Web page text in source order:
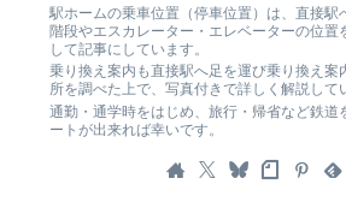
駅ホームの乗車位置（停車位置）は、直接駅
階段やエスカレーター・エレベーターの位置
して記事にしています。
乗り換え案内も直接駅へ足を運び乗り換え案
所を調べた上で、写真付きで詳しく解説して
通勤・通学時をはじめ、旅行・帰省など鉄道
ートが出来れば幸いです。